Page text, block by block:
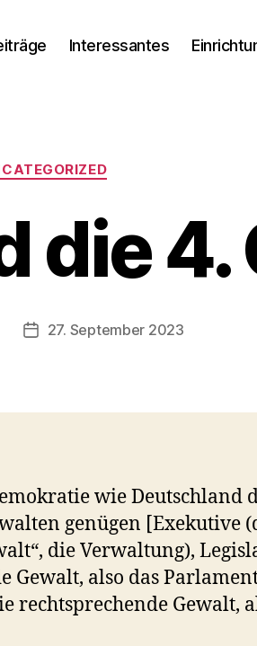
Interessantes
Kategorien
die 4.
Veröffentlichungsdatum
27. September 2023
wie Deutschland
genügen [Exekutive
die Verwaltung),
Gewalt, also das
rechtsprechende Gewalt,